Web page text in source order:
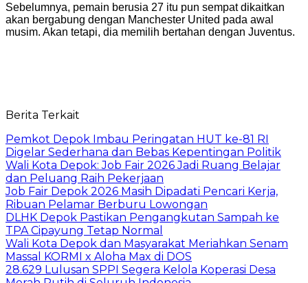
Sebelumnya, pemain berusia 27 itu pun sempat dikaitkan
akan bergabung dengan Manchester United pada awal
musim. Akan tetapi, dia memilih bertahan dengan Juventus.
Berita Terkait
Pemkot Depok Imbau Peringatan HUT ke-81 RI
Digelar Sederhana dan Bebas Kepentingan Politik
Wali Kota Depok: Job Fair 2026 Jadi Ruang Belajar
dan Peluang Raih Pekerjaan
Job Fair Depok 2026 Masih Dipadati Pencari Kerja,
Ribuan Pelamar Berburu Lowongan
DLHK Depok Pastikan Pengangkutan Sampah ke
TPA Cipayung Tetap Normal
Wali Kota Depok dan Masyarakat Meriahkan Senam
Massal KORMI x Aloha Max di DOS
28.629 Lulusan SPPI Segera Kelola Koperasi Desa